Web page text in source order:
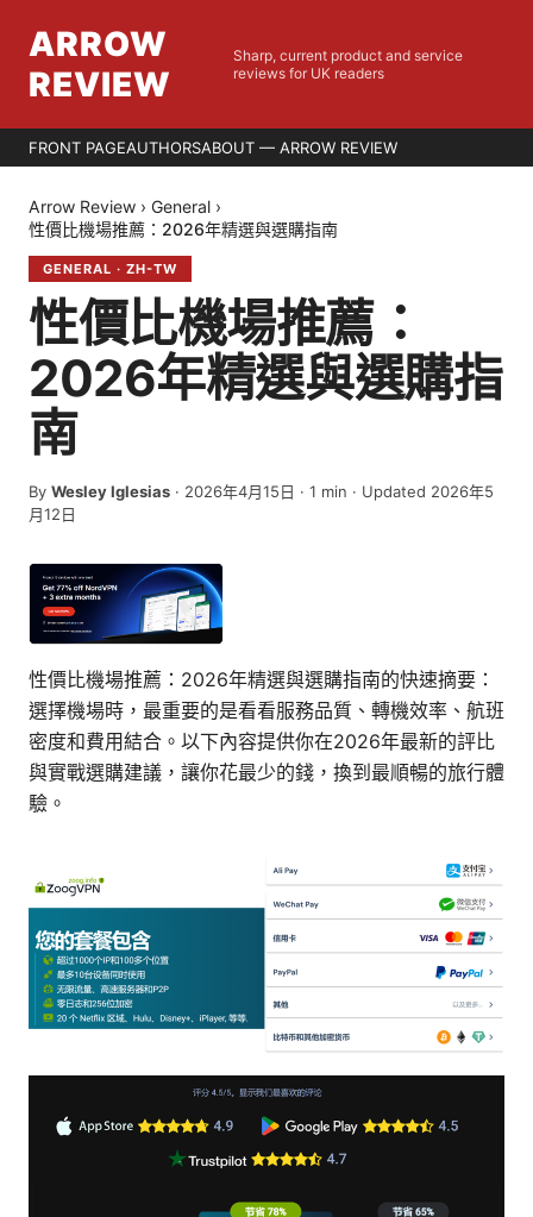
ARROW
REVIEW
Sharp, current product and service
reviews for UK readers
FRONT PAGEAUTHORSABOUT — ARROW REVIEW
Arrow Review › General ›
性價比機場推薦：2026年精選與選購指南
GENERAL · ZH-TW
性價比機場推薦：
2026年精選與選購指
南
By Wesley Iglesias · 2026年4月15日 · 1 min · Updated 2026年5
月12日
性價比機場推薦：2026年精選與選購指南的快速摘要：
選擇機場時，最重要的是看看服務品質、轉機效率、航班
密度和費用結合。以下內容提供你在2026年最新的評比
與實戰選購建議，讓你花最少的錢，換到最順暢的旅行體
驗。